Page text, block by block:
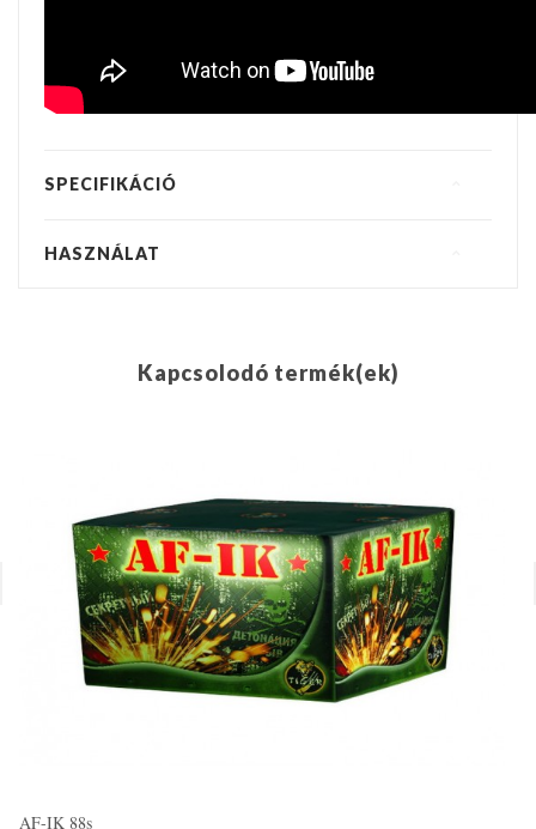
SPECIFIKÁCIÓ
HASZNÁLAT
Kapcsolodó termék(ek)
AF-IK 88s